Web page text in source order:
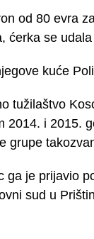
od 80 evra
ćerka se
kuće
tužilaštvo
2014. i 2015.
grupe
ga je prijavio
sud u